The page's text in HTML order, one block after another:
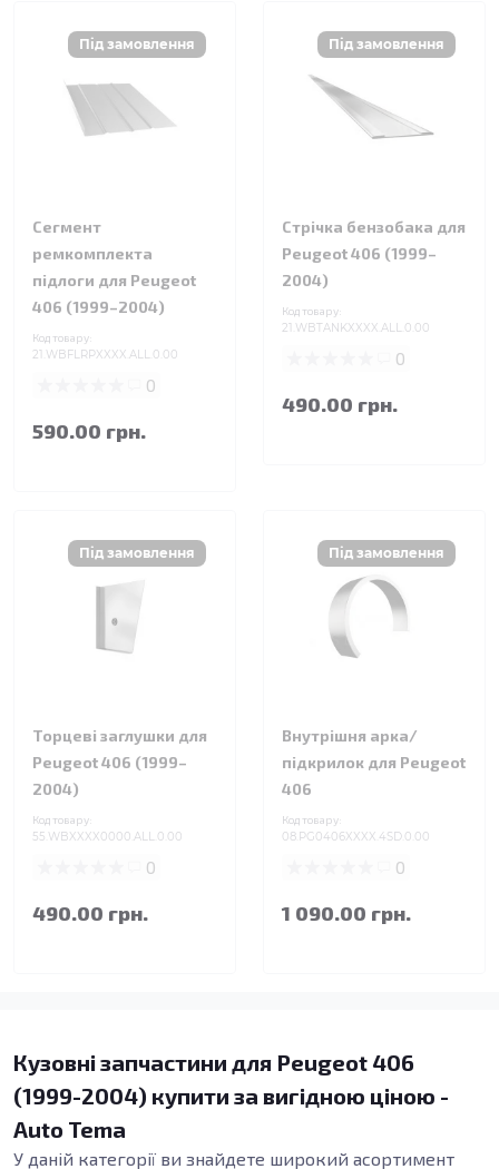
Сегмент
ремкомплекта
підлоги для Peugeot
406 (1999–2004)
Код товару:
21.WBFLRPXXXX.ALL.0.00
0
590.00 грн.
Стрічка бензобака для
Peugeot 406 (1999–
2004)
Код товару:
21.WBTANKXXXX.ALL.0.00
0
490.00 грн.
Торцеві заглушки для
Peugeot 406 (1999–
2004)
Код товару:
55.WBXXXX0000.ALL.0.00
0
490.00 грн.
Внутрішня арка/
підкрилок для Peugeot
406
Код товару:
08.PG0406XXXX.4SD.0.00
0
1 090.00 грн.
Кузовні запчастини для Peugeot 406
(1999-2004) купити за вигідною ціною -
Auto Tema
У даній категорії ви знайдете широкий асортимент